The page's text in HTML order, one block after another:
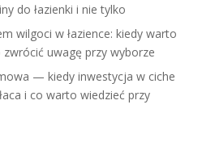
do łazienki i nie tylko
wilgoci w łazience: kiedy warto
uwagę przy wyborze
— kiedy inwestycja w ciche
i co warto wiedzieć przy